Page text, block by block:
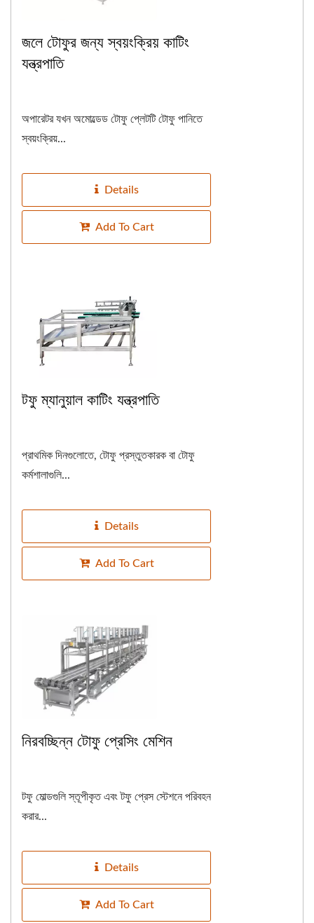
জলে টোফুর জন্য স্বয়ংক্রিয় কাটিং
যন্ত্রপাতি
অপারেটর যখন অমোল্ডেড টোফু প্লেটটি টোফু পানিতে
স্বয়ংক্রিয়...
Details
Add To Cart
টফু ম্যানুয়াল কাটিং যন্ত্রপাতি
প্রাথমিক দিনগুলোতে, টোফু প্রস্তুতকারক বা টোফু
কর্মশালাগুলি...
Details
Add To Cart
নিরবচ্ছিন্ন টোফু প্রেসিং মেশিন
টফু মোল্ডগুলি স্তূপীকৃত এবং টফু প্রেস স্টেশনে পরিবহন
করার...
Details
Add To Cart